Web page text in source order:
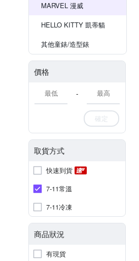
MARVEL 漫威
HELLO KITTY 凱蒂貓
其他童錶/造型錶
價格
-
確定
取貨方式
快速到貨
7-11常溫
7-11冷凍
商品狀況
有現貨